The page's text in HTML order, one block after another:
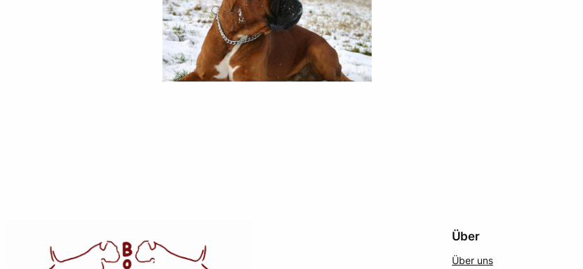
Über
Über uns